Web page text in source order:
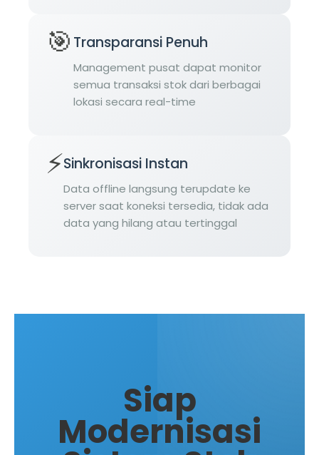
🎯 Transparansi Penuh
Management pusat dapat monitor
semua transaksi stok dari berbagai
lokasi secara real-time
⚡Sinkronisasi Instan
Data offline langsung terupdate ke
server saat koneksi tersedia, tidak ada
data yang hilang atau tertinggal
Siap
Modernisasi